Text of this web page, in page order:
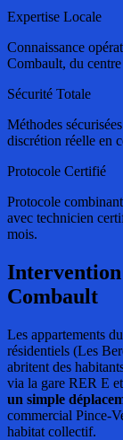
Expertise Locale
Connaissance
Combault, du
Sécurité Totale
Méthodes
discrétion réelle en
Protocole Certifié
Protocole
avec technicien
mois.
Intervention
Combault
Les appartements
résidentiels (Les
abritent des
via la gare RER E
un simple
commercial Pince-
habitat collectif.